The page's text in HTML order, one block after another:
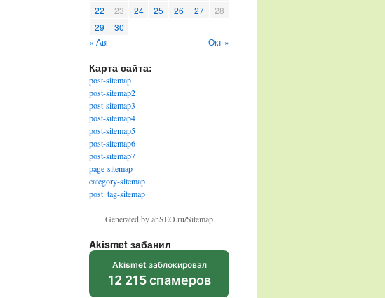
22
23 24 25 26 27
28
29
30
« Авг
Окт »
Карта сайта:
post-sitemap
post-sitemap2
post-sitemap3
post-sitemap4
post-sitemap5
post-sitemap6
post-sitemap7
page-sitemap
category-sitemap
post_tag-sitemap
Generated by anSEO.ru/Sitemap
Akismet забанил
Akismet заблокировал
12 215 спамеров